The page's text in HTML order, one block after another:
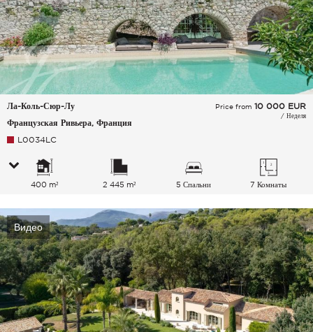
Ла-Коль-Сюр-Лу
Французская Ривьера, Франция
Price from 10 000 EUR
/ Неделя
L0034LC
400 m² 2 445 m² 5 Спальни 7 Комнаты
Видео